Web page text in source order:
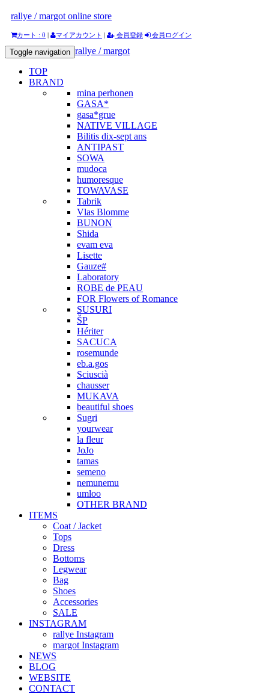
rallye / margot online store
カート : 0 | マイアカウント | 会員登録 会員ログイン
rallye / margot
Toggle navigation
TOP
BRAND
mina perhonen
GASA*
gasa*grue
NATIVE VILLAGE
Bilitis dix-sept ans
ANTIPAST
SOWA
mudoca
humoresque
TOWAVASE
Tabrik
Vlas Blomme
BUNON
Shida
evam eva
Lisette
Gauze#
Laboratory
ROBE de PEAU
FOR Flowers of Romance
SUSURI
ŠP
Hériter
SACUCA
rosemunde
eb.a.gos
Sciuscià
chausser
MUKAVA
beautiful shoes
Sugri
yourwear
la fleur
JoJo
tamas
semeno
nemunemu
umloo
OTHER BRAND
ITEMS
Coat / Jacket
Tops
Dress
Bottoms
Legwear
Bag
Shoes
Accessories
SALE
INSTAGRAM
rallye Instagram
margot Instagram
NEWS
BLOG
WEBSITE
CONTACT